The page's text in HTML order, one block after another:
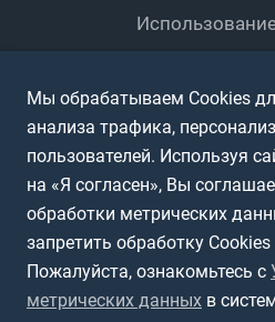
Футбольное двоеборье
Полная
Мы обрабатываем Cookies
анализа трафика,
пользователей. Используя
на «Я согласен», Вы
обработки метрических
запретить обработку
Пожалуйста, ознакомьтесь с
метрических данных в